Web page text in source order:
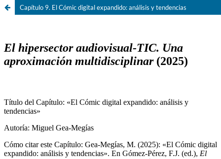
Capítulo 9. El Cómic digital expandido: análisis y tendencias